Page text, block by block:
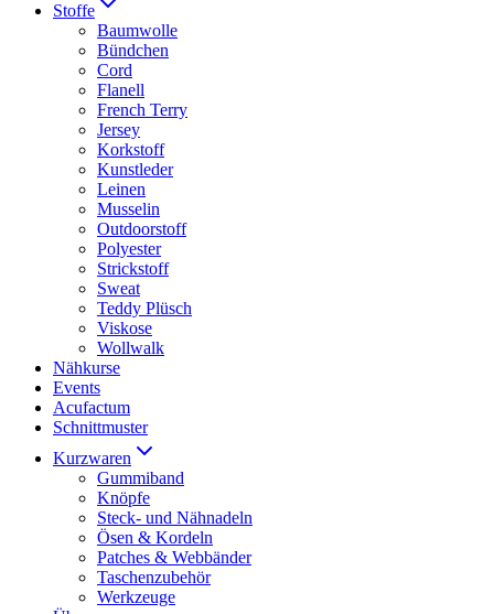
Stoffe
Baumwolle
Bündchen
Cord
Flanell
French Terry
Jersey
Korkstoff
Kunstleder
Leinen
Musselin
Outdoorstoff
Polyester
Strickstoff
Sweat
Teddy Plüsch
Viskose
Wollwalk
Nähkurse
Events
Acufactum
Schnittmuster
Kurzwaren
Gummiband
Knöpfe
Steck- und Nähnadeln
Ösen & Kordeln
Patches & Webbänder
Taschenzubehör
Werkzeuge